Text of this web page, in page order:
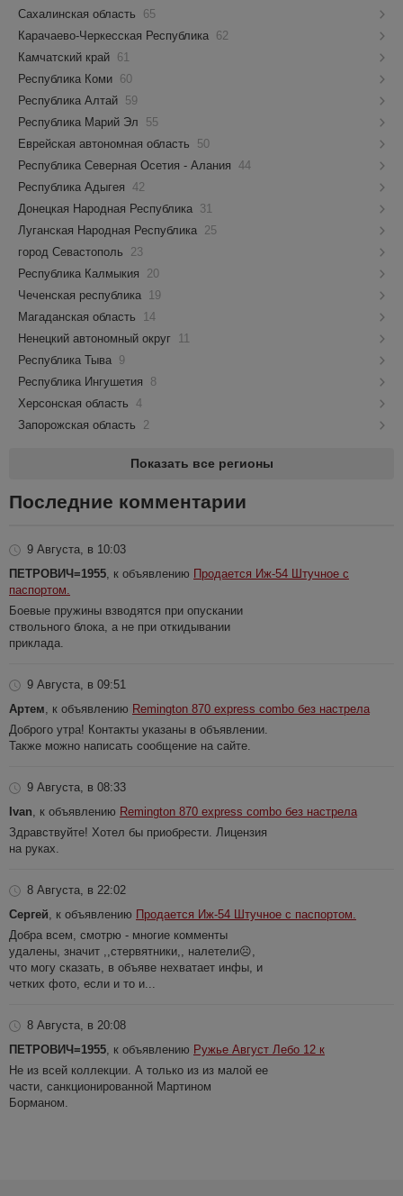
Сахалинская область
65
Карачаево-Черкесская Республика 62
Камчатский край 61
Республика Коми 60
Республика Алтай 59
Республика Марий Эл
55
Еврейская автономная область
50
Республика Северная Осетия - Алания 44
Республика Адыгея 42
Донецкая Народная Республика 31
Луганская Народная Республика 25
город Севастополь
23
Республика Калмыкия
20
Чеченская республика
19
Магаданская область
14
Ненецкий автономный округ
11
Республика Тыва 9
Республика Ингушетия
8
Херсонская область 4
Запорожская область
2
Показать все регионы
Последние комментарии
9 Августа, в 10:03
ПЕТРОВИЧ=1955, к объявлению Продается Иж-54 Штучное с
паспортом.
Боевые пружины взводятся при опускании
ствольного блока, а не при откидывании
приклада.
9 Августа, в 09:51
Артем, к объявлению Remington 870 express combo без настрела
Доброго утра! Контакты указаны в объявлении.
Также можно написать сообщение на сайте.
9 Августа, в 08:33
Ivan, к объявлению Remington 870 express combo без настрела
Здравствуйте! Хотел бы приобрести. Лицензия
на руках.
8 Августа, в 22:02
Сергей, к объявлению Продается Иж-54 Штучное с паспортом.
Добра всем, смотрю - многие комменты
удалены, значит ,,стервятники,, налетели☹️,
что могу сказать, в объяве нехватает инфы, и
четких фото, если и то и...
8 Августа, в 20:08
ПЕТРОВИЧ=1955, к объявлению Ружье Август Лебо 12 к
Не из всей коллекции. А только из из малой ее
части, санкционированной Мартином
Борманом.